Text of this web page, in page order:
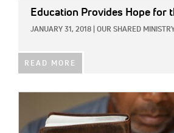
Education Provides Hope for
JANUARY 31, 2018 OUR SHARED
READ MORE